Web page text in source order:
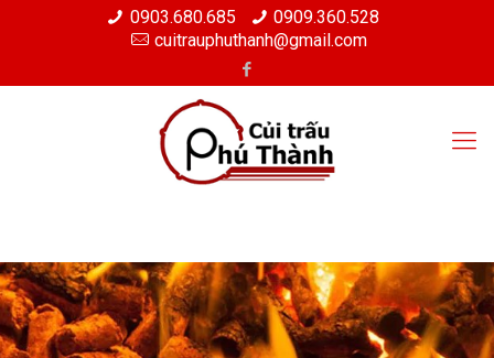
0903.680.685
0909.360.528
cuitrauphuthanh@gmail.com